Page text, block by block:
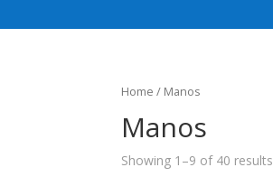
Home / Manos
Manos
Showing 1–9 of 40 results